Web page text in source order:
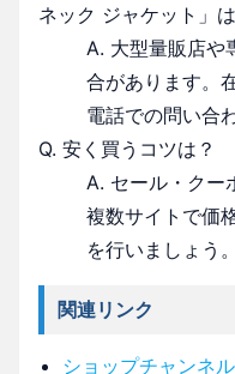
ネック ジャケット」
A. 大型量販店や
合があります。
電話での問い合
Q. 安く買うコツは？
A. セール・クー
複数サイトで価
を行いましょう。
関連リンク
ショップチャンネ